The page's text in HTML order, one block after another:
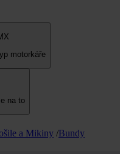
motorkáře
na to
a Mikiny /Bundy